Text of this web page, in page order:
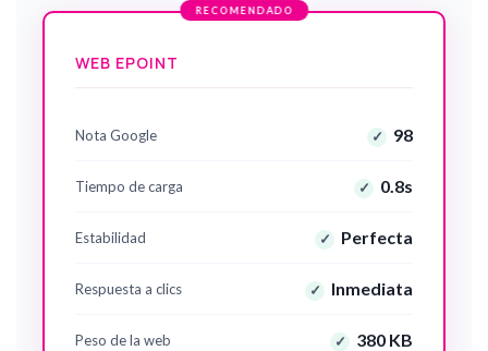
WEB EPOINT
Nota Google ✓ 98
Tiempo de carga ✓ 0.8s
Estabilidad ✓ Perfecta
Respuesta a clics ✓ Inmediata
Peso de la web ✓ 380 KB